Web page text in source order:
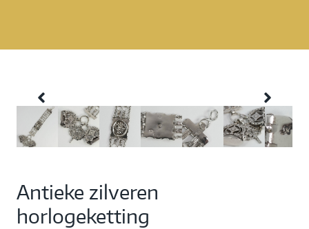
Antieke zilveren
horlogeketting